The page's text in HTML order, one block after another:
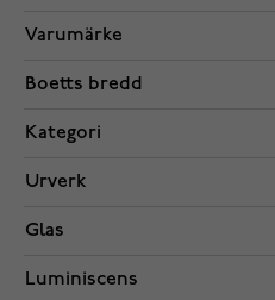
Varumärke
Boetts bredd
Kategori
Urverk
Glas
Luminiscens